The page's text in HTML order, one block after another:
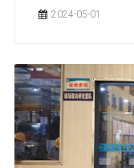
性、先进性、群众
2024-05-01